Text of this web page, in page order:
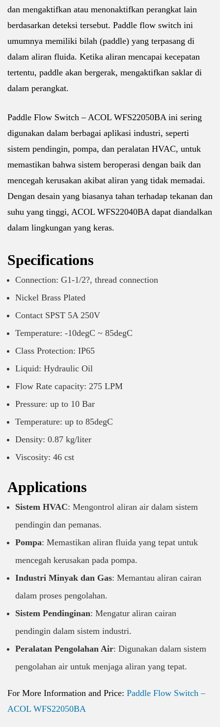
dan mengaktifkan atau menonaktifkan perangkat lain
berdasarkan deteksi tersebut. Paddle flow switch ini
umumnya memiliki bilah (paddle) yang terpasang di
dalam aliran fluida. Ketika aliran mencapai kecepatan
tertentu, paddle akan bergerak, mengaktifkan saklar di
dalam perangkat.
Paddle Flow Switch – ACOL WFS22050BA ini sering
digunakan dalam berbagai aplikasi industri, seperti
sistem pendingin, pompa, dan peralatan HVAC, untuk
memastikan bahwa sistem beroperasi dengan baik dan
mencegah kerusakan akibat aliran yang tidak memadai.
Dengan desain yang biasanya tahan terhadap tekanan dan
suhu yang tinggi, ACOL WFS22040BA dapat diandalkan
dalam lingkungan yang keras.
Specifications
Connection: G1-1/2?, thread connection
Nickel Brass Plated
Contact SPST 5A 250V
Temperature: -10degC ~ 85degC
Class Protection: IP65
Liquid: Hydraulic Oil
Flow Rate capacity: 275 LPM
Pressure: up to 10 Bar
Temperature: up to 85degC
Density: 0.87 kg/liter
Viscosity: 46 cst
Applications
Sistem HVAC: Mengontrol aliran air dalam sistem
pendingin dan pemanas.
Pompa: Memastikan aliran fluida yang tepat untuk
mencegah kerusakan pada pompa.
Industri Minyak dan Gas: Memantau aliran cairan
dalam proses pengolahan.
Sistem Pendinginan: Mengatur aliran cairan
pendingin dalam sistem industri.
Peralatan Pengolahan Air: Digunakan dalam sistem
pengolahan air untuk menjaga aliran yang tepat.
For More Information and Price: Paddle Flow Switch –
ACOL WFS22050BA